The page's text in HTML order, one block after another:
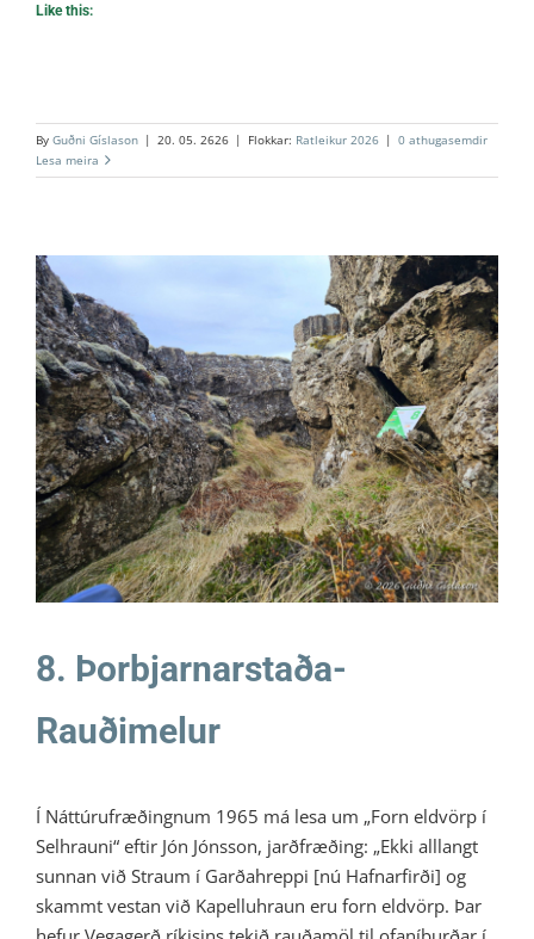
Like this:
By Guðni Gíslason | 20. 05. 2626 | Flokkar: Ratleikur 2026 | 0 athugasemdir
Lesa meira
8. Þorbjarnarstaða-Rauðimelur
Ratleikur 2026
8. Þorbjarnarstaða-
Rauðimelur
Í Náttúrufræðingnum 1965 má lesa um „Forn eldvörp í
Selhrauni“ eftir Jón Jónsson, jarðfræðing: „Ekki alllangt
sunnan við Straum í Garðahreppi [nú Hafnarfirði] og
skammt vestan við Kapelluhraun eru forn eldvörp. Þar